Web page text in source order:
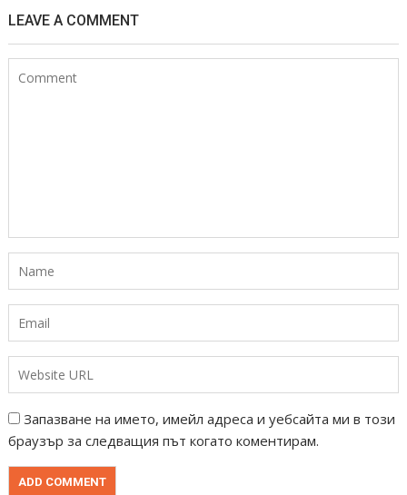
LEAVE A COMMENT
Запазване на името, имейл адреса и уебсайта ми в този
браузър за следващия път когато коментирам.